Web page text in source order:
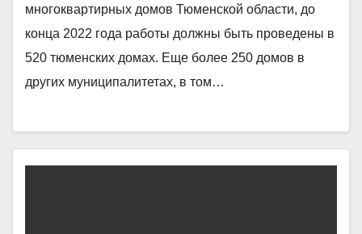
многоквартирных домов Тюменской области, до
конца 2022 года работы должны быть проведены в
520 тюменских домах. Еще более 250 домов в
других муниципалитетах, в том…